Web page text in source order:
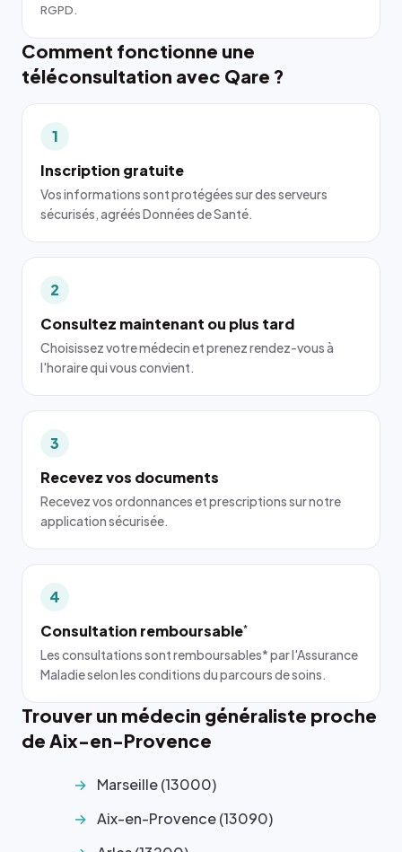
RGPD.
Comment fonctionne une
téléconsultation avec Qare ?
1
Inscription gratuite
Vos informations sont protégées sur des serveurs
sécurisés, agréés Données de Santé.
2
Consultez maintenant ou plus tard
Choisissez votre médecin et prenez rendez-vous à
l'horaire qui vous convient.
3
Recevez vos documents
Recevez vos ordonnances et prescriptions sur notre
application sécurisée.
4
Consultation remboursable*
Les consultations sont remboursables* par l'Assurance
Maladie selon les conditions du parcours de soins.
Trouver un médecin généraliste proche
de Aix-en-Provence
Marseille (13000)
Aix-en-Provence (13090)